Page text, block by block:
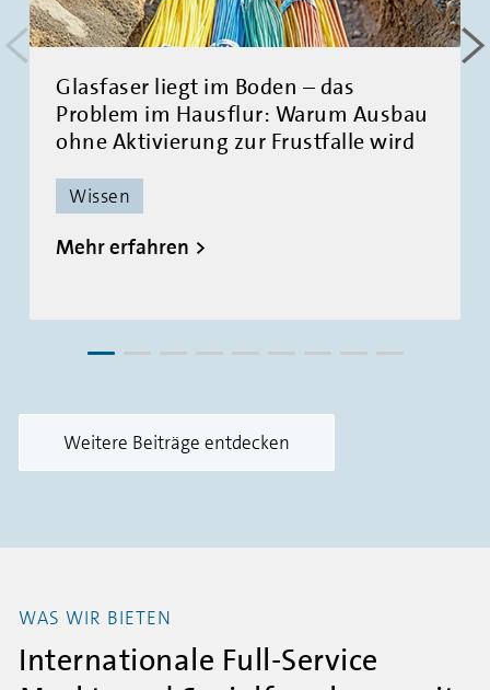
Glasfaser liegt im Boden – das
Problem im Hausflur: Warum Ausbau
ohne Aktivierung zur Frustfalle wird
Wissen
Mehr erfahren
< >
Weitere Beiträge entdecken
WAS WIR BIETEN
Internationale Full-Service